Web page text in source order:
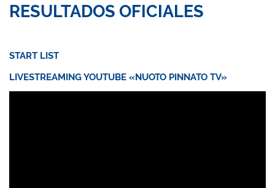
RESULTADOS OFICIALES
START LIST
LIVESTREAMING YOUTUBE «NUOTO PINNATO TV»